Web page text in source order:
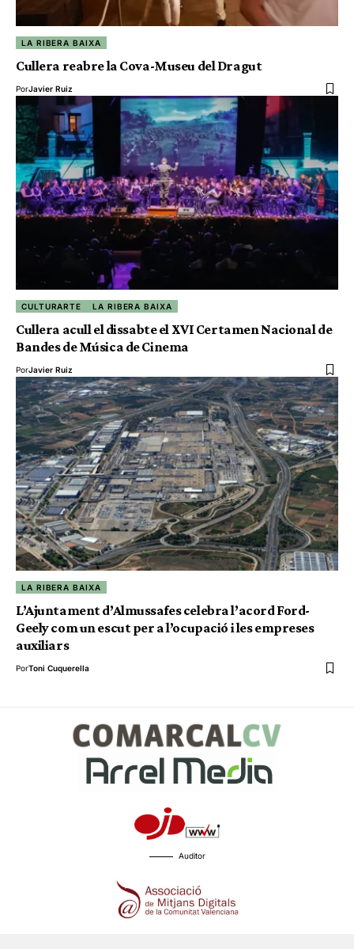
LA RIBERA BAIXA
Cullera reabre la Cova-Museu del Dragut
PorJavier Ruiz
CULTURARTE LA RIBERA BAIXA
Cullera acull el dissabte el XVI Certamen Nacional de
Bandes de Música de Cinema
PorJavier Ruiz
LA RIBERA BAIXA
L’Ajuntament d’Almussafes celebra l’acord Ford-
Geely com un escut per a l’ocupació i les empreses
auxiliars
PorToni Cuquerella
Auditor